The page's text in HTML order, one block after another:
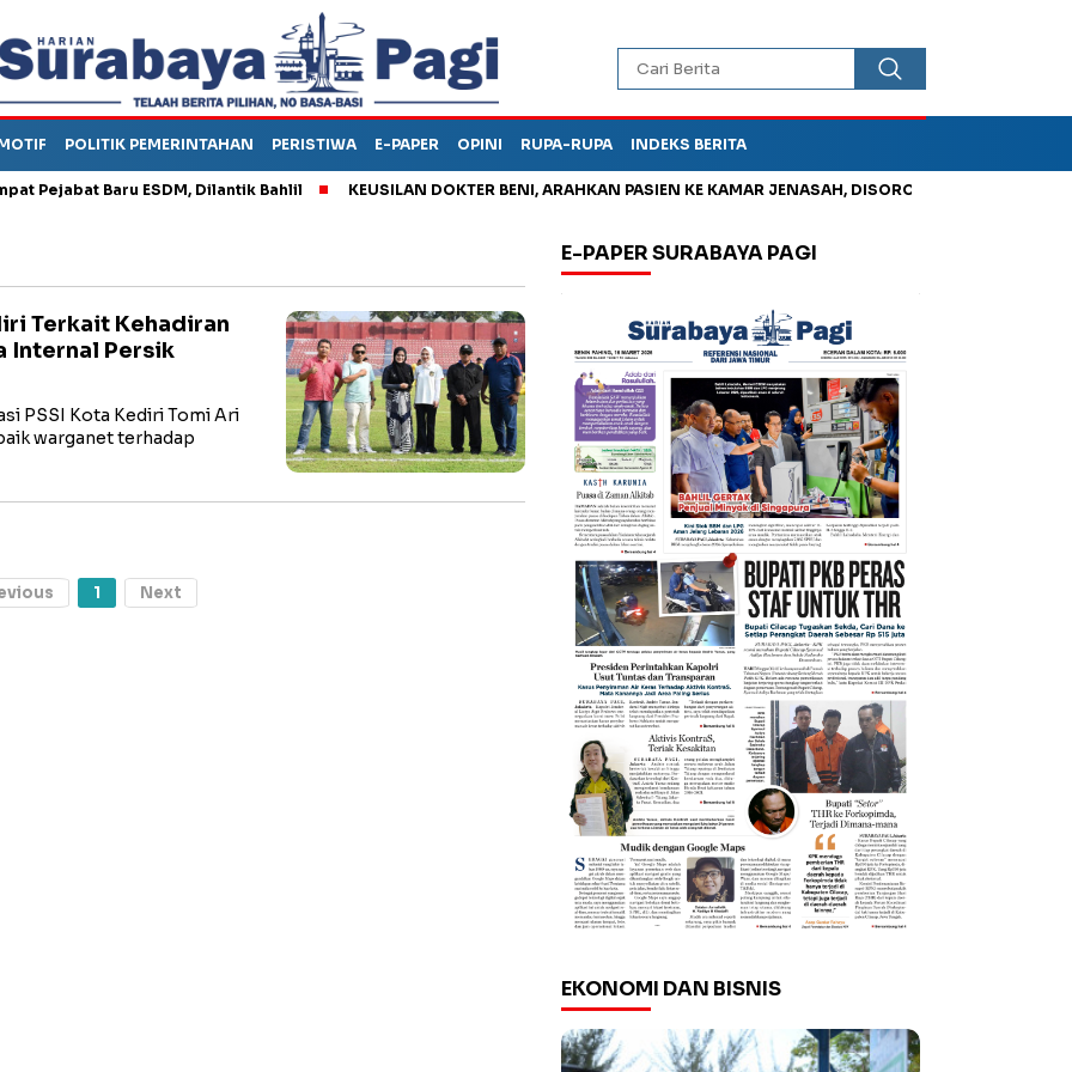
POLITIK PEMERINTAHAN PERISTIWA E-PAPER OPINI RUPA-RUPA INDEKS BERITA
Baru ESDM, Dilantik Bahlil KEUSILAN DOKTER BENI, ARAHKAN PASIEN KE KAMAR JENASAH, DISOROT
Terkait Kehadiran
Internal Persik
PSSI Kota Kediri Tomi Ari
warganet terhadap
1 Next
E-PAPER SURABAYA PAGI
EKONOMI DAN BISNIS